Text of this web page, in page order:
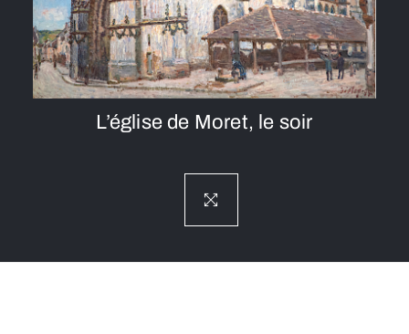
L’église de Moret, le soir